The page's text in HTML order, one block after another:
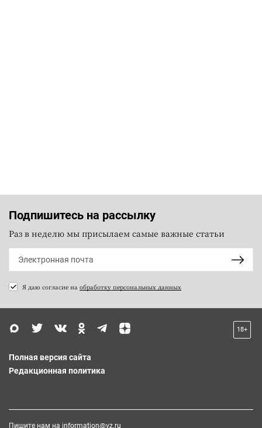
Подпишитесь на рассылку
Раз в неделю мы присылаем самые важные статьи
Я даю согласие на обработку персональных данных
18+
Полная версия сайта
Редакционная политика
Пишите нам на information@vz.ru